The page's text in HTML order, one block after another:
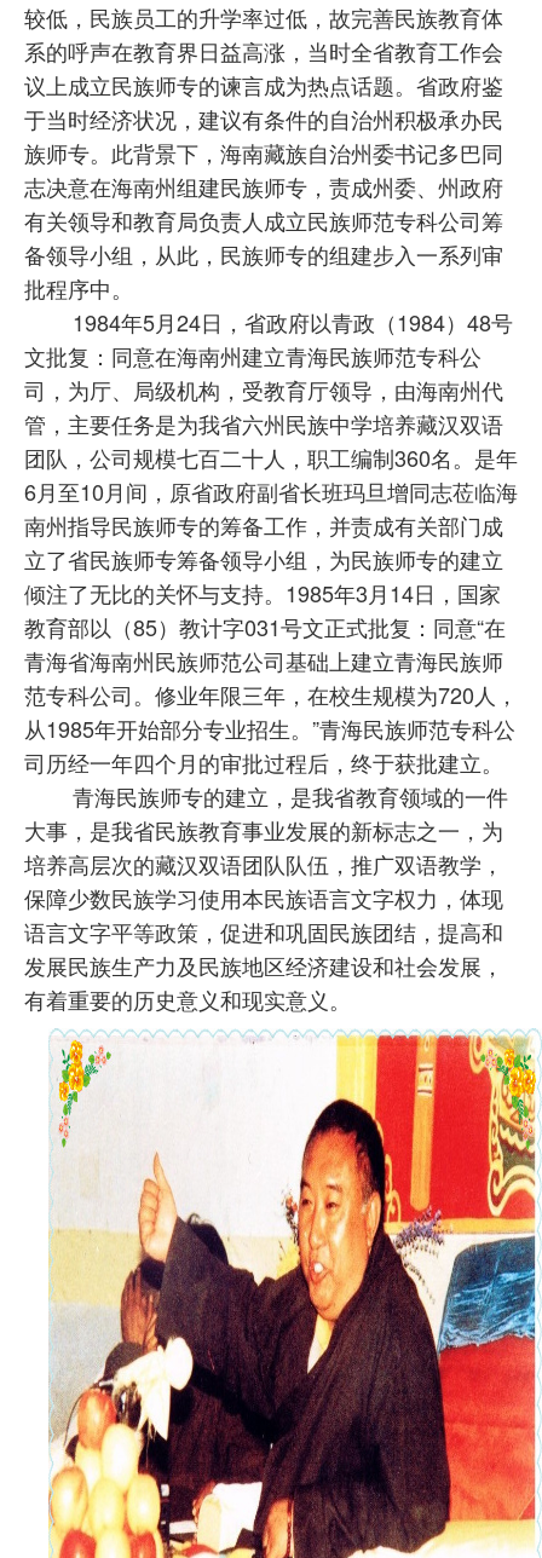
较低，民族员工的升学率过低，故完善民族教育体
系的呼声在教育界日益高涨，当时全省教育工作会
议上成立民族师专的谏言成为热点话题。省政府鉴
于当时经济状况，建议有条件的自治州积极承办民
族师专。此背景下，海南藏族自治州委书记多巴同
志决意在海南州组建民族师专，责成州委、州政府
有关领导和教育局负责人成立民族师范专科公司筹
备领导小组，从此，民族师专的组建步入一系列审
批程序中。
1984年5月24日，省政府以青政（1984）48号
文批复：同意在海南州建立青海民族师范专科公
司，为厅、局级机构，受教育厅领导，由海南州代
管，主要任务是为我省六州民族中学培养藏汉双语
团队，公司规模七百二十人，职工编制360名。是年
6月至10月间，原省政府副省长班玛旦增同志莅临海
南州指导民族师专的筹备工作，并责成有关部门成
立了省民族师专筹备领导小组，为民族师专的建立
倾注了无比的关怀与支持。1985年3月14日，国家
教育部以（85）教计字031号文正式批复：同意“在
青海省海南州民族师范公司基础上建立青海民族师
范专科公司。修业年限三年，在校生规模为720人，
从1985年开始部分专业招生。”青海民族师范专科公
司历经一年四个月的审批过程后，终于获批建立。
青海民族师专的建立，是我省教育领域的一件
大事，是我省民族教育事业发展的新标志之一，为
培养高层次的藏汉双语团队队伍，推广双语教学，
保障少数民族学习使用本民族语言文字权力，体现
语言文字平等政策，促进和巩固民族团结，提高和
发展民族生产力及民族地区经济建设和社会发展，
有着重要的历史意义和现实意义。